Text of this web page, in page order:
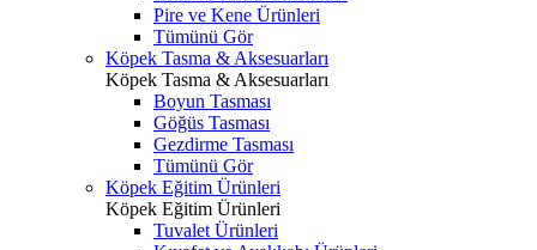
Pire ve Kene Ürünleri
Tümünü Gör
Köpek Tasma & Aksesuarları
Köpek Tasma & Aksesuarları
Boyun Tasması
Göğüs Tasması
Gezdirme Tasması
Tümünü Gör
Köpek Eğitim Ürünleri
Köpek Eğitim Ürünleri
Tuvalet Ürünleri